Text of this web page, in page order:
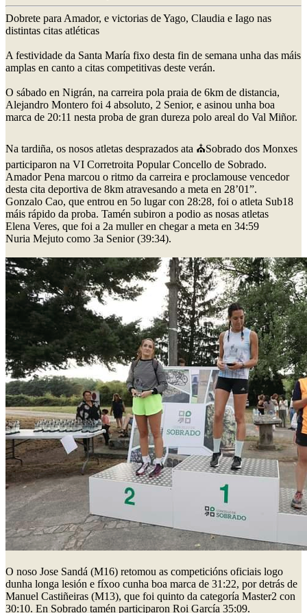
Dobrete para Amador, e victorias de Yago, Claudia e Iago nas
distintas citas atléticas
A festividade da Santa María fixo desta fin de semana unha das máis
amplas en canto a citas competitivas deste verán.
O sábado en Nigrán, na carreira pola praia de 6km de distancia,
Alejandro Montero foi 4 absoluto, 2 Senior, e asinou unha boa
marca de 20:11 nesta proba de gran dureza polo areal do Val Miñor.
Na tardiña, os nosos atletas desprazados ata ⛪Sobrado dos Monxes
participaron na VI Corretroita Popular Concello de Sobrado.
Amador Pena marcou o ritmo da carreira e proclamouse vencedor
desta cita deportiva de 8km atravesando a meta en 28’01”.
Gonzalo Cao, que entrou en 5o lugar con 28:28, foi o atleta Sub18
máis rápido da proba. Tamén subiron a podio as nosas atletas
Elena Veres, que foi a 2a muller en chegar a meta en 34:59
Nuria Mejuto como 3a Senior (39:34).
O noso Jose Sandá (M16) retomou as competicións oficiais logo
dunha longa lesión e fíxoo cunha boa marca de 31:22, por detrás de
Manuel Castiñeiras (M13), que foi quinto da categoría Master2 con
30:10. En Sobrado tamén participaron Roi García 35:09.